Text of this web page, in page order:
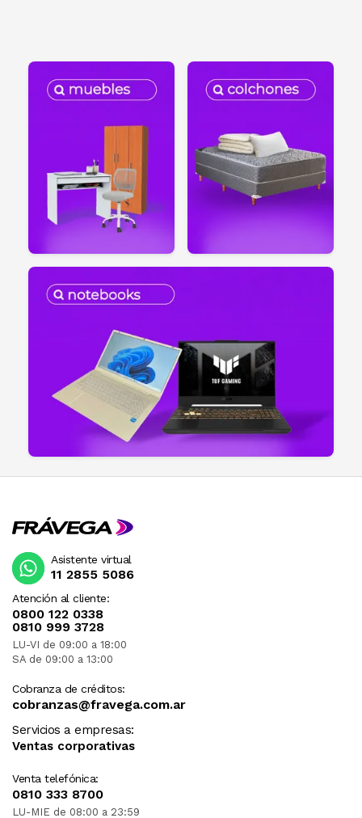
Atención al cliente:
0800 122 0338
0810 999 3728
LU-VI de 09:00 a 18:00
SA de 09:00 a 13:00
Cobranza de créditos:
cobranzas@fravega.com.ar
Servicios a empresas:
Ventas corporativas
Venta telefónica:
0810 333 8700
LU-MIE de 08:00 a 23:59
Asistente virtual
11 2855 5086